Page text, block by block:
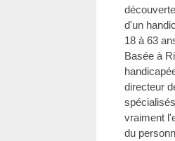
d'un
18 à 63
Basée à
directeur
vraiment
du